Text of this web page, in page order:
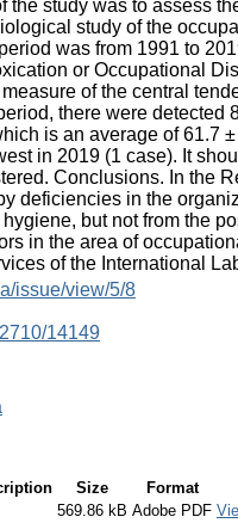
the study was to assess
study of the
was from 1991 to
or Occupational
of the central
there were detected
is an average of 61.7
in 2019 (1 case). It
Conclusions. In the
deficiencies in the
but not from the
in the area of
of the International
issue/view/5/8
14149
Size
Format
569.86 kB Adobe PDF